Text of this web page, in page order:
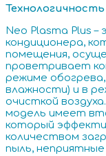
Neo Plasma Plus
кондиционера,
помещения,
проветривает
режиме обогрева,
влажности) и в
очисткой
модель имеет
который
количеством
пыль, неприятные